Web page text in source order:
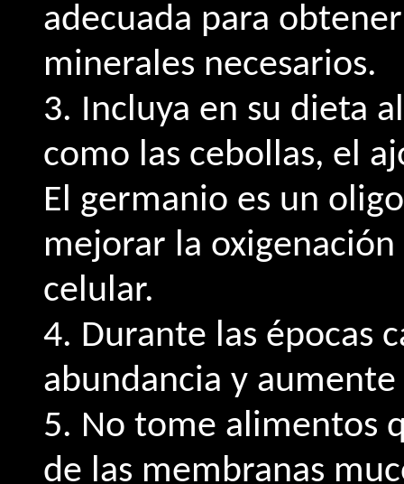
adecuada para
minerales necesarios.
3. Incluya en su dieta
como las cebollas, el
El germanio es un
mejorar la
celular.
4. Durante las épocas
abundancia y
5. No tome alimentos
de las membranas